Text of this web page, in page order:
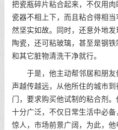
把瓷瓶碎片粘合起来，不仅用
瓷器不相上下，而且粘合得相
然坚实如故。同时，还意外地
陶瓷，还可粘玻璃，甚至是钢
和其它脏物清洗干净就行。
于是，他主动帮邻居和朋友
声越传越远，从他所住的城市
门，要求购买他试制的粘合剂
十分广泛，不仅日常生活中必
惊人，市场前景广阔，为此，他